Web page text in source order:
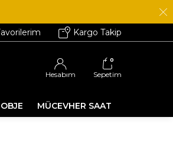
Kargo Takip
Hesabım
0
Sepetim
OBJE MÜCEVHER SAAT